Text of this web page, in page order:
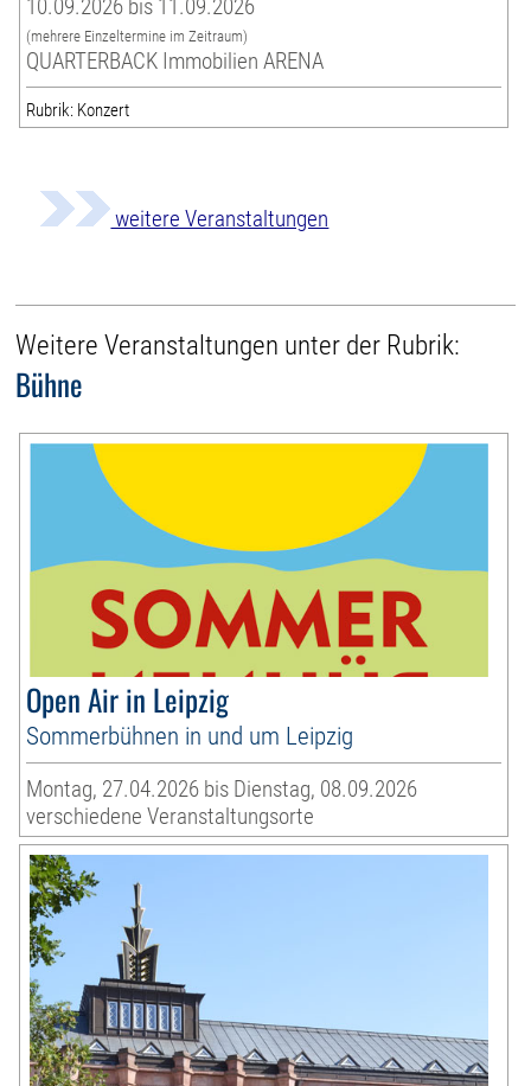
10.09.2026 bis 11.09.2026
(mehrere Einzeltermine im Zeitraum)
QUARTERBACK Immobilien ARENA
Rubrik: Konzert
weitere Veranstaltungen
Weitere Veranstaltungen unter der Rubrik:
Bühne
Open Air in Leipzig
Sommerbühnen in und um Leipzig
Montag, 27.04.2026 bis Dienstag, 08.09.2026
verschiedene Veranstaltungsorte